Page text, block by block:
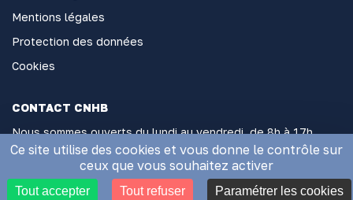
Mentions légales
Protection des données
Cookies
CONTACT CNHB
Nous sommes ouverts du lundi au vendredi, de 8h à 17h
sans interruption
2 Rue Général Hoche, 06000 Nice
Appelez-nous au 04 93 85 74 32
Ce site utilise des cookies et vous donne le contrôle sur
ceux que vous souhaitez activer
Tout accepter Tout refuser Paramétrer les cookies